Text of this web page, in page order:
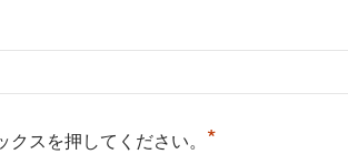
スを押してください。 *